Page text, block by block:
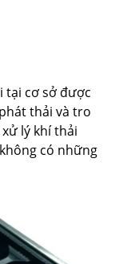
tại cơ sở được
thải và tro
lý khí thải
có những